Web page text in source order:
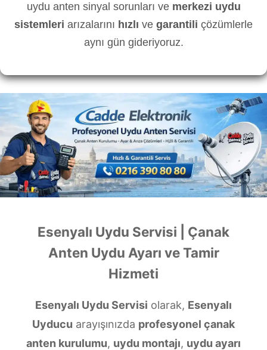
uydu anten sinyal sorunları ve merkezi uydu
sistemleri arızalarını hızlı ve garantili çözümlerle
aynı gün gideriyoruz.
Esenyalı Uydu Servisi | Çanak
Anten Uydu Ayarı ve Tamir
Hizmeti
Esenyalı Uydu Servisi olarak, Esenyalı
Uyducu arayışınızda profesyonel çanak
anten kurulumu, uydu montajı, uydu ayarı